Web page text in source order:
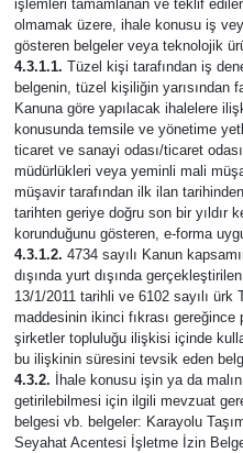
işlemleri tamamlanan ve teklif
olmamak üzere, ihale konusu iş
gösteren belgeler veya teknolojik
4.3.1.1. Tüzel kişi tarafından iş
belgenin, tüzel kişiliğin yarısından
Kanuna göre yapılacak ihalelere
konusunda temsile ve yönetime
ticaret ve sanayi odası/ticaret
müdürlükleri veya yeminli mali
müşavir tarafından ilk ilan
tarihten geriye doğru son bir yıldır
korunduğunu gösteren, e-forma
4.3.1.2. 4734 sayılı Kanun
dışında yurt dışında
13/1/2011 tarihli ve 6102 sayılı ürk
maddesinin ikinci fıkrası
şirketler topluluğu ilişkisi içinde
bu ilişkinin süresini tevsik eden
4.3.2. İhale konusu işin ya da
getirilebilmesi için ilgili mevzuat
belgesi vb. belgeler: Karayolu
Seyahat Acentesi İşletme İzin